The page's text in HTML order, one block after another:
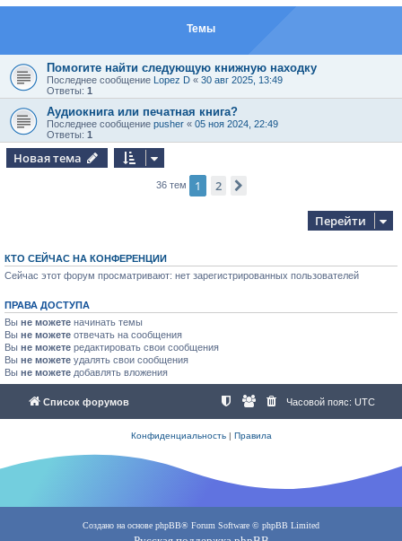
Темы
Помогите найти следующую книжную находку
Последнее сообщение Lopez D « 30 авг 2025, 13:49
Ответы: 1
Аудиокнига или печатная книга?
Последнее сообщение pusher « 05 ноя 2024, 22:49
Ответы: 1
Новая тема
36 тем 1 2
Перейти
КТО СЕЙЧАС НА КОНФЕРЕНЦИИ
Сейчас этот форум просматривают: нет зарегистрированных пользователей
ПРАВА ДОСТУПА
Вы не можете начинать темы
Вы не можете отвечать на сообщения
Вы не можете редактировать свои сообщения
Вы не можете удалять свои сообщения
Вы не можете добавлять вложения
Список форумов Часовой пояс: UTC
Конфиденциальность| Правила
Создано на основе phpBB® Forum Software © phpBB Limited